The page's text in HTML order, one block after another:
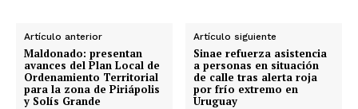
Artículo anterior
Maldonado: presentan
avances del Plan Local de
Ordenamiento Territorial
para la zona de Piriápolis
y Solís Grande
Artículo siguiente
Sinae refuerza asistencia
a personas en situación
de calle tras alerta roja
por frío extremo en
Uruguay